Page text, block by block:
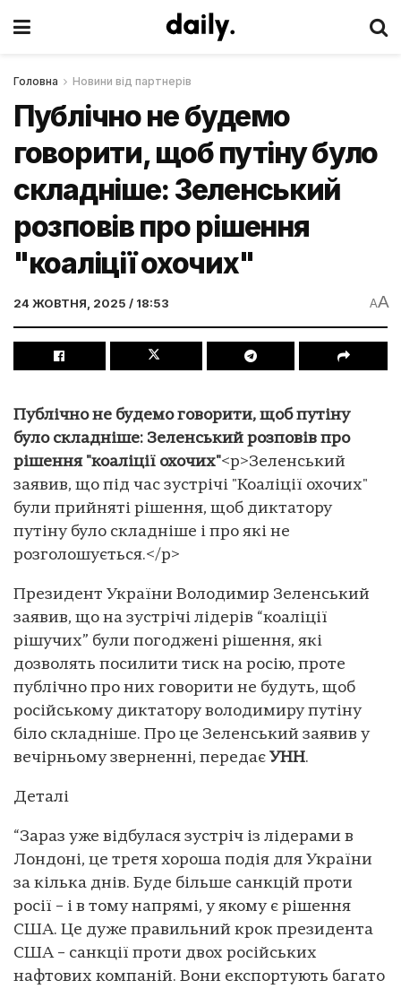
Головна Новини від партнерів
Публічно не будемо
говорити, щоб путіну було
складніше: Зеленський
розповів про рішення
"коаліції охочих"
24 ЖОВТНЯ, 2025 / 18:53 AA
Публічно не будемо говорити, щоб путіну
було складніше: Зеленський розповів про
рішення "коаліції охочих"<p>Зеленський
заявив, що під час зустрічі "Коаліції охочих"
були прийняті рішення, щоб диктатору
путіну було складніше і про які не
розголошується.</p>
Президент України Володимир Зеленський
заявив, що на зустрічі лідерів “коаліції
рішучих” були погоджені рішення, які
дозволять посилити тиск на росію, проте
публічно про них говорити не будуть, щоб
російському диктатору володимиру путіну
біло складніше. Про це Зеленський заявив у
вечірньому зверненні, передає УНН.
Деталі
“Зараз уже відбулася зустріч із лідерами в
Лондоні, це третя хороша подія для України
за кілька днів. Буде більше санкцій проти
росії – і в тому напрямі, у якому є рішення
США. Це дуже правильний крок президента
США – санкції проти двох російських
нафтових компаній. Вони експортують багато